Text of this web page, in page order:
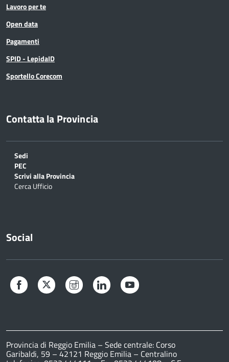
Lavoro per te
Open data
Pagamenti
SPID - LepidaID
Sportello Corecom
Contatta la Provincia
Sedi
PEC
Scrivi alla Provincia
Cerca Ufficio
Social
Facebook Twitter Instagram LinkedIn
Provincia di Reggio Emilia – Sede centrale: Corso
Garibaldi, 59 – 42121 Reggio Emilia – Centralino